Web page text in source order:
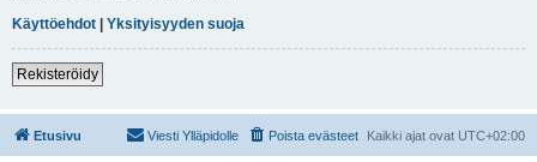
Käyttöehdot | Yksityisyyden suoja
Rekisteröidy
Etusivu Kaikki ajat ovat UTC+02:00
Poista evästeet
Viesti Ylläpidolle